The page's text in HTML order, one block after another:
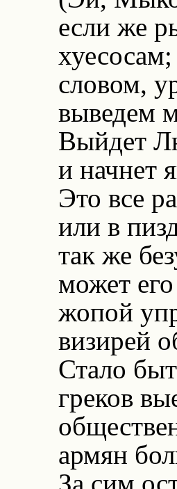
если же
хуесосам;
словом,
выведем
Выйдет
и начнет
Это все
или в
так же
может
жопой
визирей
Стало
греков
армян
За сим